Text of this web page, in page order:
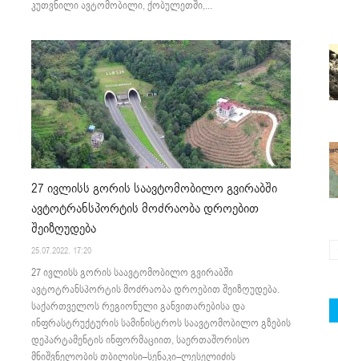
კუთვნილი ავტომობილი, ქობულეთში,...
27 ივლისს გორის საავტომობილო გვირაბში
ავტოტრანსპორტის მოძრაობა დროებით
შეიზღუდება
25.07.2022. 17:20
27 ივლისს გორის საავტომობილო გვირაბში
ავტოტრანსპორტის მოძრაობა დროებით შეიზღუდება.
საქართველოს რეგიონული განვითარებისა და
ინფრასტრუქტურის სამინისტროს საავტომობილო გზების
დეპარტამენტის ინფორმაციით, საერთაშორისო
მნიშვნელობის თბილისი–სენაკი–ლესელიძის